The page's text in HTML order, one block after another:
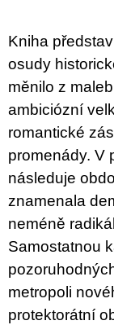
Kniha
osudy
měnilo z
ambiciózní
romantické
promenády. V
následuje
znamenala
neméně
Samostatnou
metropoli
protektorátní
m
m
e
n
d
ARTMAT
KRABIČKA
ARTMAT
BOX
200
Kč